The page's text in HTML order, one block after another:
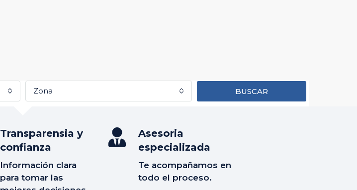
Zona BUSCAR
Transparensia y
confianza
Información clara
para tomar las
Asesoria
especializada
Te acompañamos en
todo el proceso.